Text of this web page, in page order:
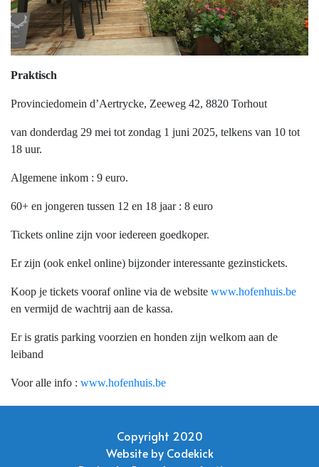
Praktisch
Provinciedomein d’Aertrycke, Zeeweg 42, 8820 Torhout
van donderdag 29 mei tot zondag 1 juni 2025, telkens van 10 tot
18 uur.
Algemene inkom : 9 euro.
60+ en jongeren tussen 12 en 18 jaar : 8 euro
Tickets online zijn voor iedereen goedkoper.
Er zijn (ook enkel online) bijzonder interessante gezinstickets.
Koop je tickets vooraf online via de website www.hofenhuis.be
en vermijd de wachtrij aan de kassa.
Er is gratis parking voorzien en honden zijn welkom aan de
leiband
Voor alle info : www.hofenhuis.be
Copyright 2020
Website by Codekick